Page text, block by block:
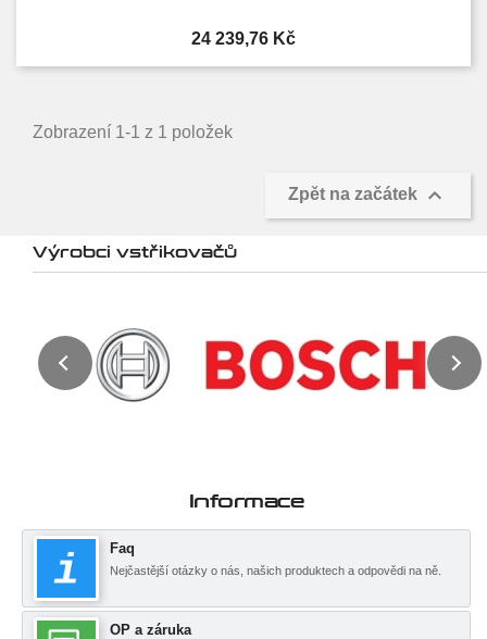
Cena
24 239,76 Kč
Zobrazení 1-1 z 1 položek
Zpět na začátek 
Výrobci vstřikovačů
Informace
Faq
Nejčastější otázky o nás, našich produktech a odpovědi na ně.
OP a záruka